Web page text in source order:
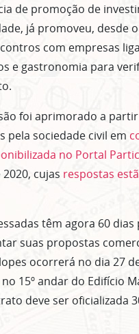
de promoção de
já promoveu, desde
com empresas
e gastronomia para
foi aprimorado a
pela sociedade civil em
no Portal
cujas respostas
têm agora 60 dias
suas propostas
ocorrerá no dia 27
15º andar do Edifício
deve ser oficializada